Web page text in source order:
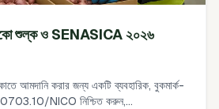
শুল্ক ও SENASICA ২০২৬
আমদানি করার জন্য একটি ব্যবহারিক, বুকমার্ক-
0703.10/NICO নিশ্চিত করুন,